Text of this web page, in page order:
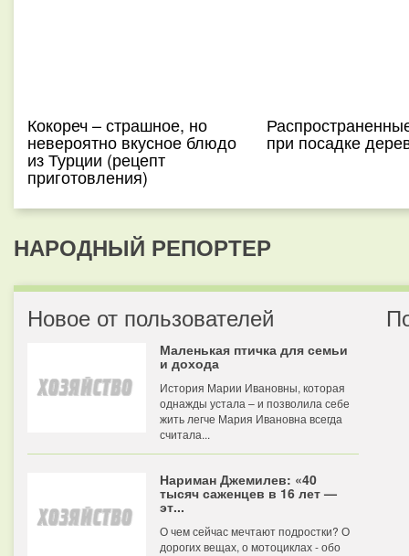
Кокореч – страшное, но
невероятно вкусное блюдо
из Турции (рецепт
приготовления)
при посадке
НАРОДНЫЙ РЕПОРТЕР
Новое от пользователей
Маленькая птичка для семьи
и дохода
История Марии Ивановны, которая
однажды устала – и позволила себе
жить легче Мария Ивановна всегда
считала...
Нариман Джемилев: «40
тысяч саженцев в 16 лет —
эт...
О чем сейчас мечтают подростки? О
дорогих вещах, о мотоциклах - обо